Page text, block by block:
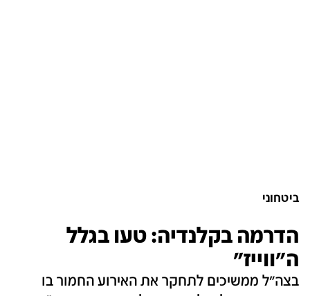
ביטחוני
הדרמה בקלנדיה: טעו בגלל
ה"ווייז"
בצה"ל ממשיכים לתחקר את האירוע החמור בו